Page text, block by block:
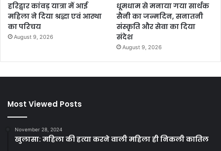
हरिद्वार कांवड़ यात्रा में आई
महिला ने दिया श्रद्धा एवं आस्था
का परिचय
August 9, 2026
धूमधाम से मनाया गया सार्थक
सैनी का जन्मदिन, सनातनी
संस्कृति और सेवा का दिया
संदेश
August 9, 2026
Most Viewed Posts
November 28, 2024
खुलासा: महिला की हत्या करने वाली महिला ही निकली कातिल